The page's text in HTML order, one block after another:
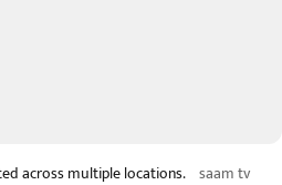
across multiple locations. saam tv